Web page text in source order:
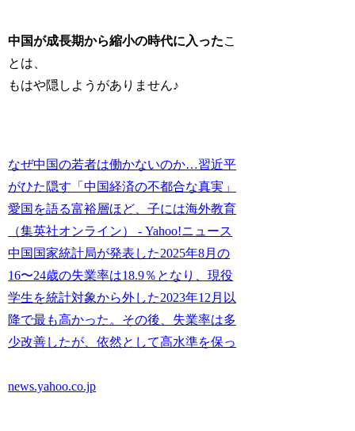
中国が成長期から縮小の時代に入ったこ
とは、
もはや隠しようがありません♪
なぜ中国の若者は働かないのか…習近平
がひた隠す「中国経済の不都合な真実」
愛国を語る富裕層ほど、子には海外教育
（集英社オンライン） - Yahoo!ニュース
中国国家統計局が発表した2025年8月の
16〜24歳の失業率は18.9％となり、現役
学生を統計対象から外した2023年12月以
降で最も高かった。その後、失業率は多
少改善したが、依然として高水準を保っ
news.yahoo.co.jp